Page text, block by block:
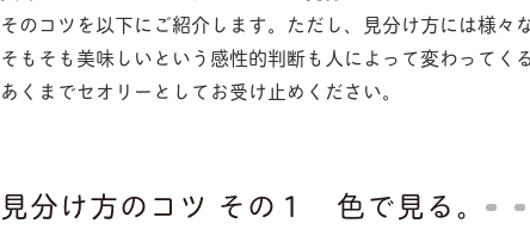
そのコツを以下にご紹介します。ただし、見分け方には様々
そもそも美味しいという感性的判断も人によって変わってく
あくまでセオリーとしてお受け止めください。
見分け方のコツ その１ 色で見る。